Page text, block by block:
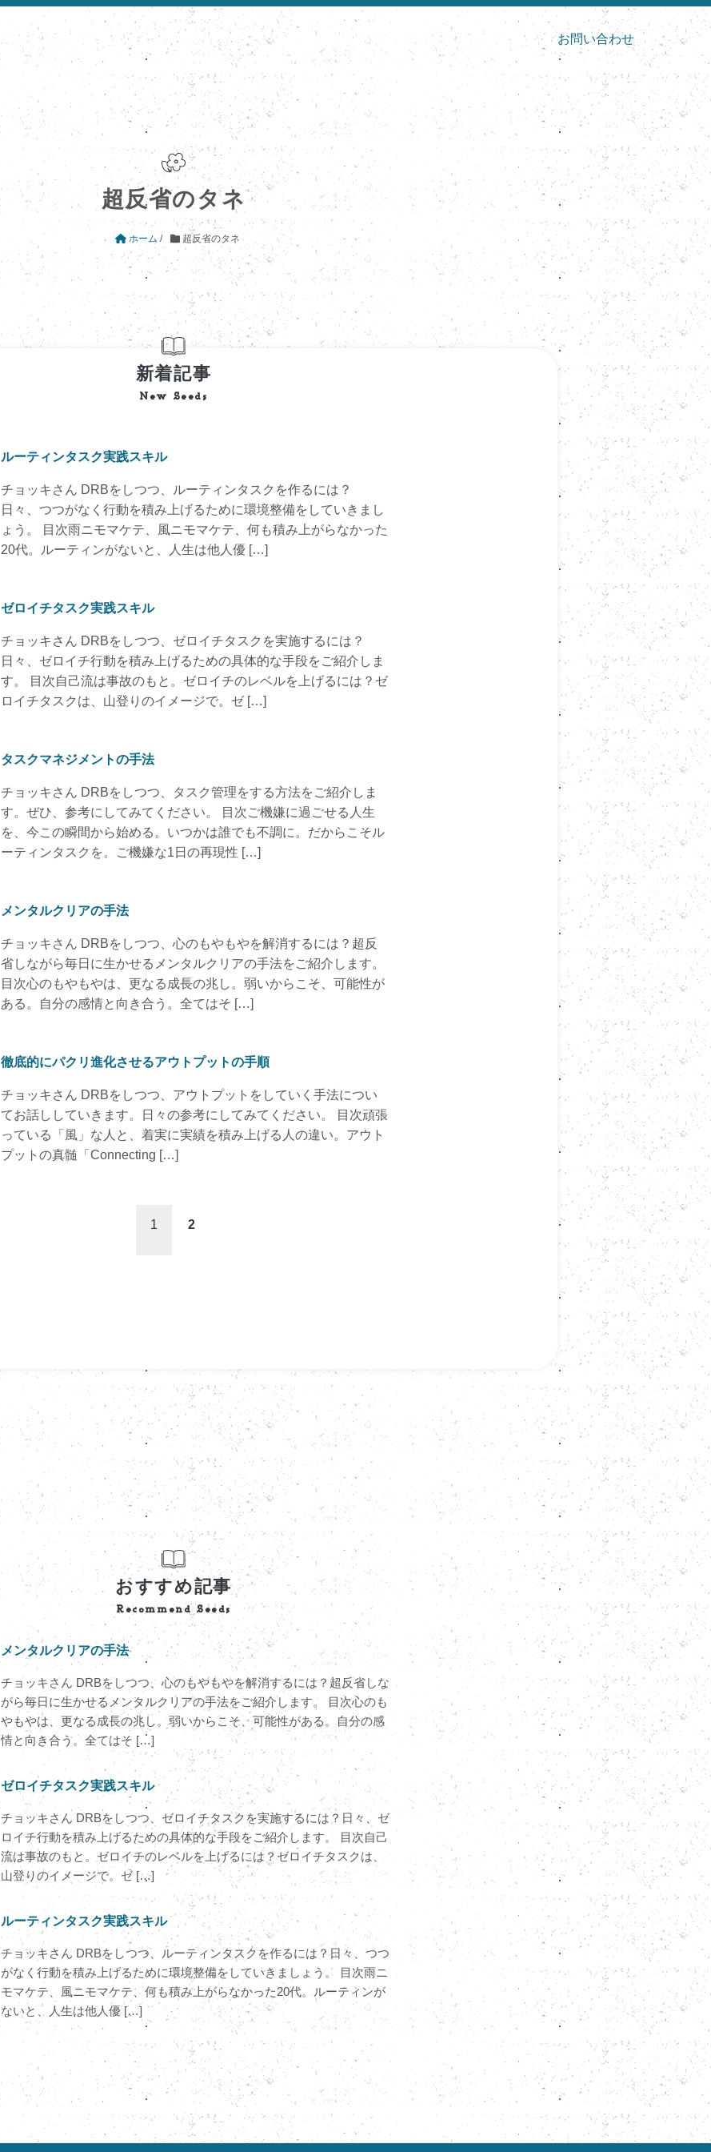
お問い合わせ
超反省のタネ
ホーム / 超反省のタネ
新着記事
New Seeds
ルーティンタスク実践スキル
チョッキさん DRBをしつつ、ルーティンタスクを作るには？
日々、つつがなく行動を積み上げるために環境整備をしていきまし
ょう。 目次雨ニモマケテ、風ニモマケテ、何も積み上がらなかった
20代。ルーティンがないと、人生は他人優 […]
ゼロイチタスク実践スキル
チョッキさん DRBをしつつ、ゼロイチタスクを実施するには？
日々、ゼロイチ行動を積み上げるための具体的な手段をご紹介しま
す。 目次自己流は事故のもと。ゼロイチのレベルを上げるには？ゼ
ロイチタスクは、山登りのイメージで。ゼ […]
タスクマネジメントの手法
チョッキさん DRBをしつつ、タスク管理をする方法をご紹介しま
す。ぜひ、参考にしてみてください。 目次ご機嫌に過ごせる人生
を、今この瞬間から始める。いつかは誰でも不調に。だからこそル
ーティンタスクを。ご機嫌な1日の再現性 […]
メンタルクリアの手法
チョッキさん DRBをしつつ、心のもやもやを解消するには？超反
省しながら毎日に生かせるメンタルクリアの手法をご紹介します。
目次心のもやもやは、更なる成長の兆し。弱いからこそ、可能性が
ある。自分の感情と向き合う。全てはそ […]
徹底的にパクリ進化させるアウトプットの手順
チョッキさん DRBをしつつ、アウトプットをしていく手法につい
てお話ししていきます。日々の参考にしてみてください。 目次頑張
っている「風」な人と、着実に実績を積み上げる人の違い。アウト
プットの真髄「Connecting […]
1 2
おすすめ記事
Recommend Seeds
メンタルクリアの手法
チョッキさん DRBをしつつ、心のもやもやを解消するには？超反省しな
がら毎日に生かせるメンタルクリアの手法をご紹介します。 目次心のも
やもやは、更なる成長の兆し。弱いからこそ、可能性がある。自分の感
情と向き合う。全てはそ […]
ゼロイチタスク実践スキル
チョッキさん DRBをしつつ、ゼロイチタスクを実施するには？日々、ゼ
ロイチ行動を積み上げるための具体的な手段をご紹介します。 目次自己
流は事故のもと。ゼロイチのレベルを上げるには？ゼロイチタスクは、
山登りのイメージで。ゼ […]
ルーティンタスク実践スキル
チョッキさん DRBをしつつ、ルーティンタスクを作るには？日々、つつ
がなく行動を積み上げるために環境整備をしていきましょう。 目次雨ニ
モマケテ、風ニモマケテ、何も積み上がらなかった20代。ルーティンが
ないと、人生は他人優 […]